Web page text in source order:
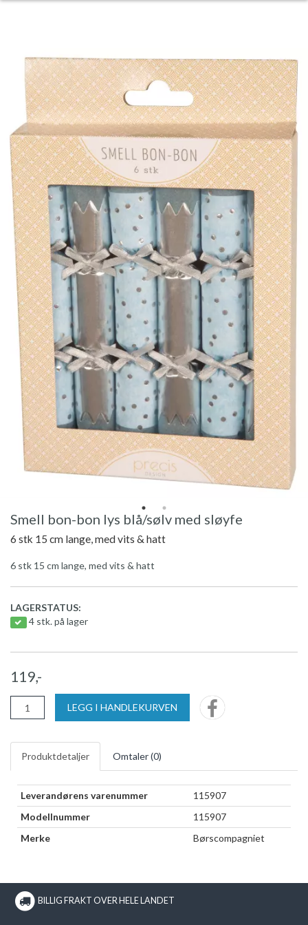
Smell bon-bon lys blå/sølv med sløyfe
6 stk 15 cm lange, med vits & hatt
6 stk 15 cm lange, med vits & hatt
LAGERSTATUS:
4 stk. på lager
119,-
LEGG I HANDLEKURVEN
Produktdetaljer Omtaler (0)
Leverandørens varenummer
115907
Modellnummer
115907
Merke
Børscompagniet
BILLIG FRAKT OVER HELE LANDET